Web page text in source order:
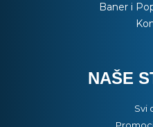
Baner i
NAŠE
Svi